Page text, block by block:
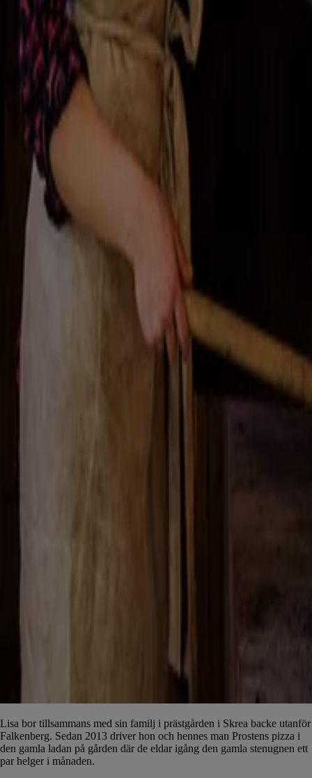
Lisa bor tillsammans med sin familj i prästgården i Skrea backe utanför
Falkenberg. Sedan 2013 driver hon och hennes man Prostens pizza i
den gamla ladan på gården där de eldar igång den gamla stenugnen ett
par helger i månaden.